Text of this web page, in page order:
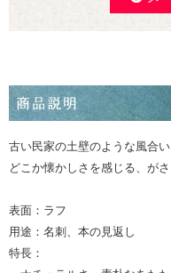
古い民家の土壁のような風合
どこか懐かしさを感じる、が
表面：ラフ
用途：名刺、本の見返し
特長：